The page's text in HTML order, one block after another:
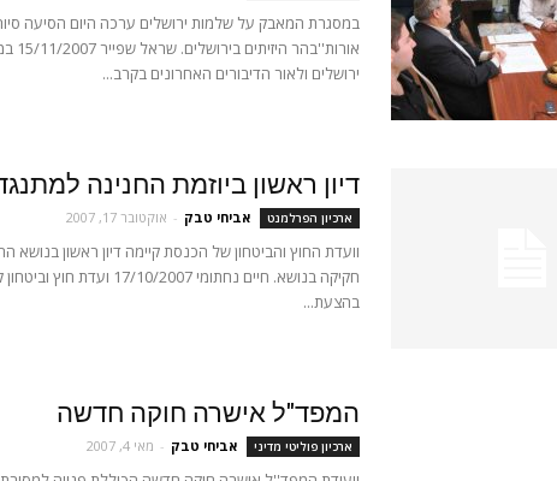
במסגרת המאבק על שלמות ירושלים ערכה היום הסיעה
ירושלים ולאור הדיבורים האחרונים בקרב...
דיון ראשון ביוזמת החנינה
ארכיון הפרלמנט אביחי טבק - אוקטובר 17, 2007
וועדת החוץ והביטחון של הכנסת קיימה דיון ראשון בנושא
חקיקה בנושא. חיים נחתומי 17/10/
בהצעת...
המפד"ל אישרה חוקה חדשה
ארכיון פוליטי מדיני אביחי טבק - מאי 4, 2007